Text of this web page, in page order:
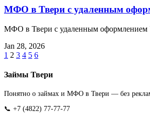
МФО в Твери с удаленным
МФО в Твери с удаленным оформлением
Jan 28, 2026
1 2 3 4 5 6
Займы Твери
Понятно о займах и МФО в Твери — без
📞 +7 (4822) 77-77-77